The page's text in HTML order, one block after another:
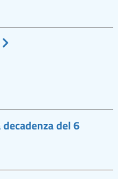
del 6